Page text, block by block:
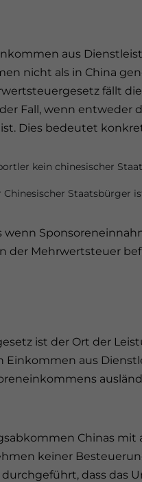
aus
nicht als in China
fällt
Fall, wenn entweder
Dies bedeutet
kein chinesischer
Staatsbürger
wenn
der Mehrwertsteuer
ist der Ort der
aus
Chinas mit
keiner
dass das